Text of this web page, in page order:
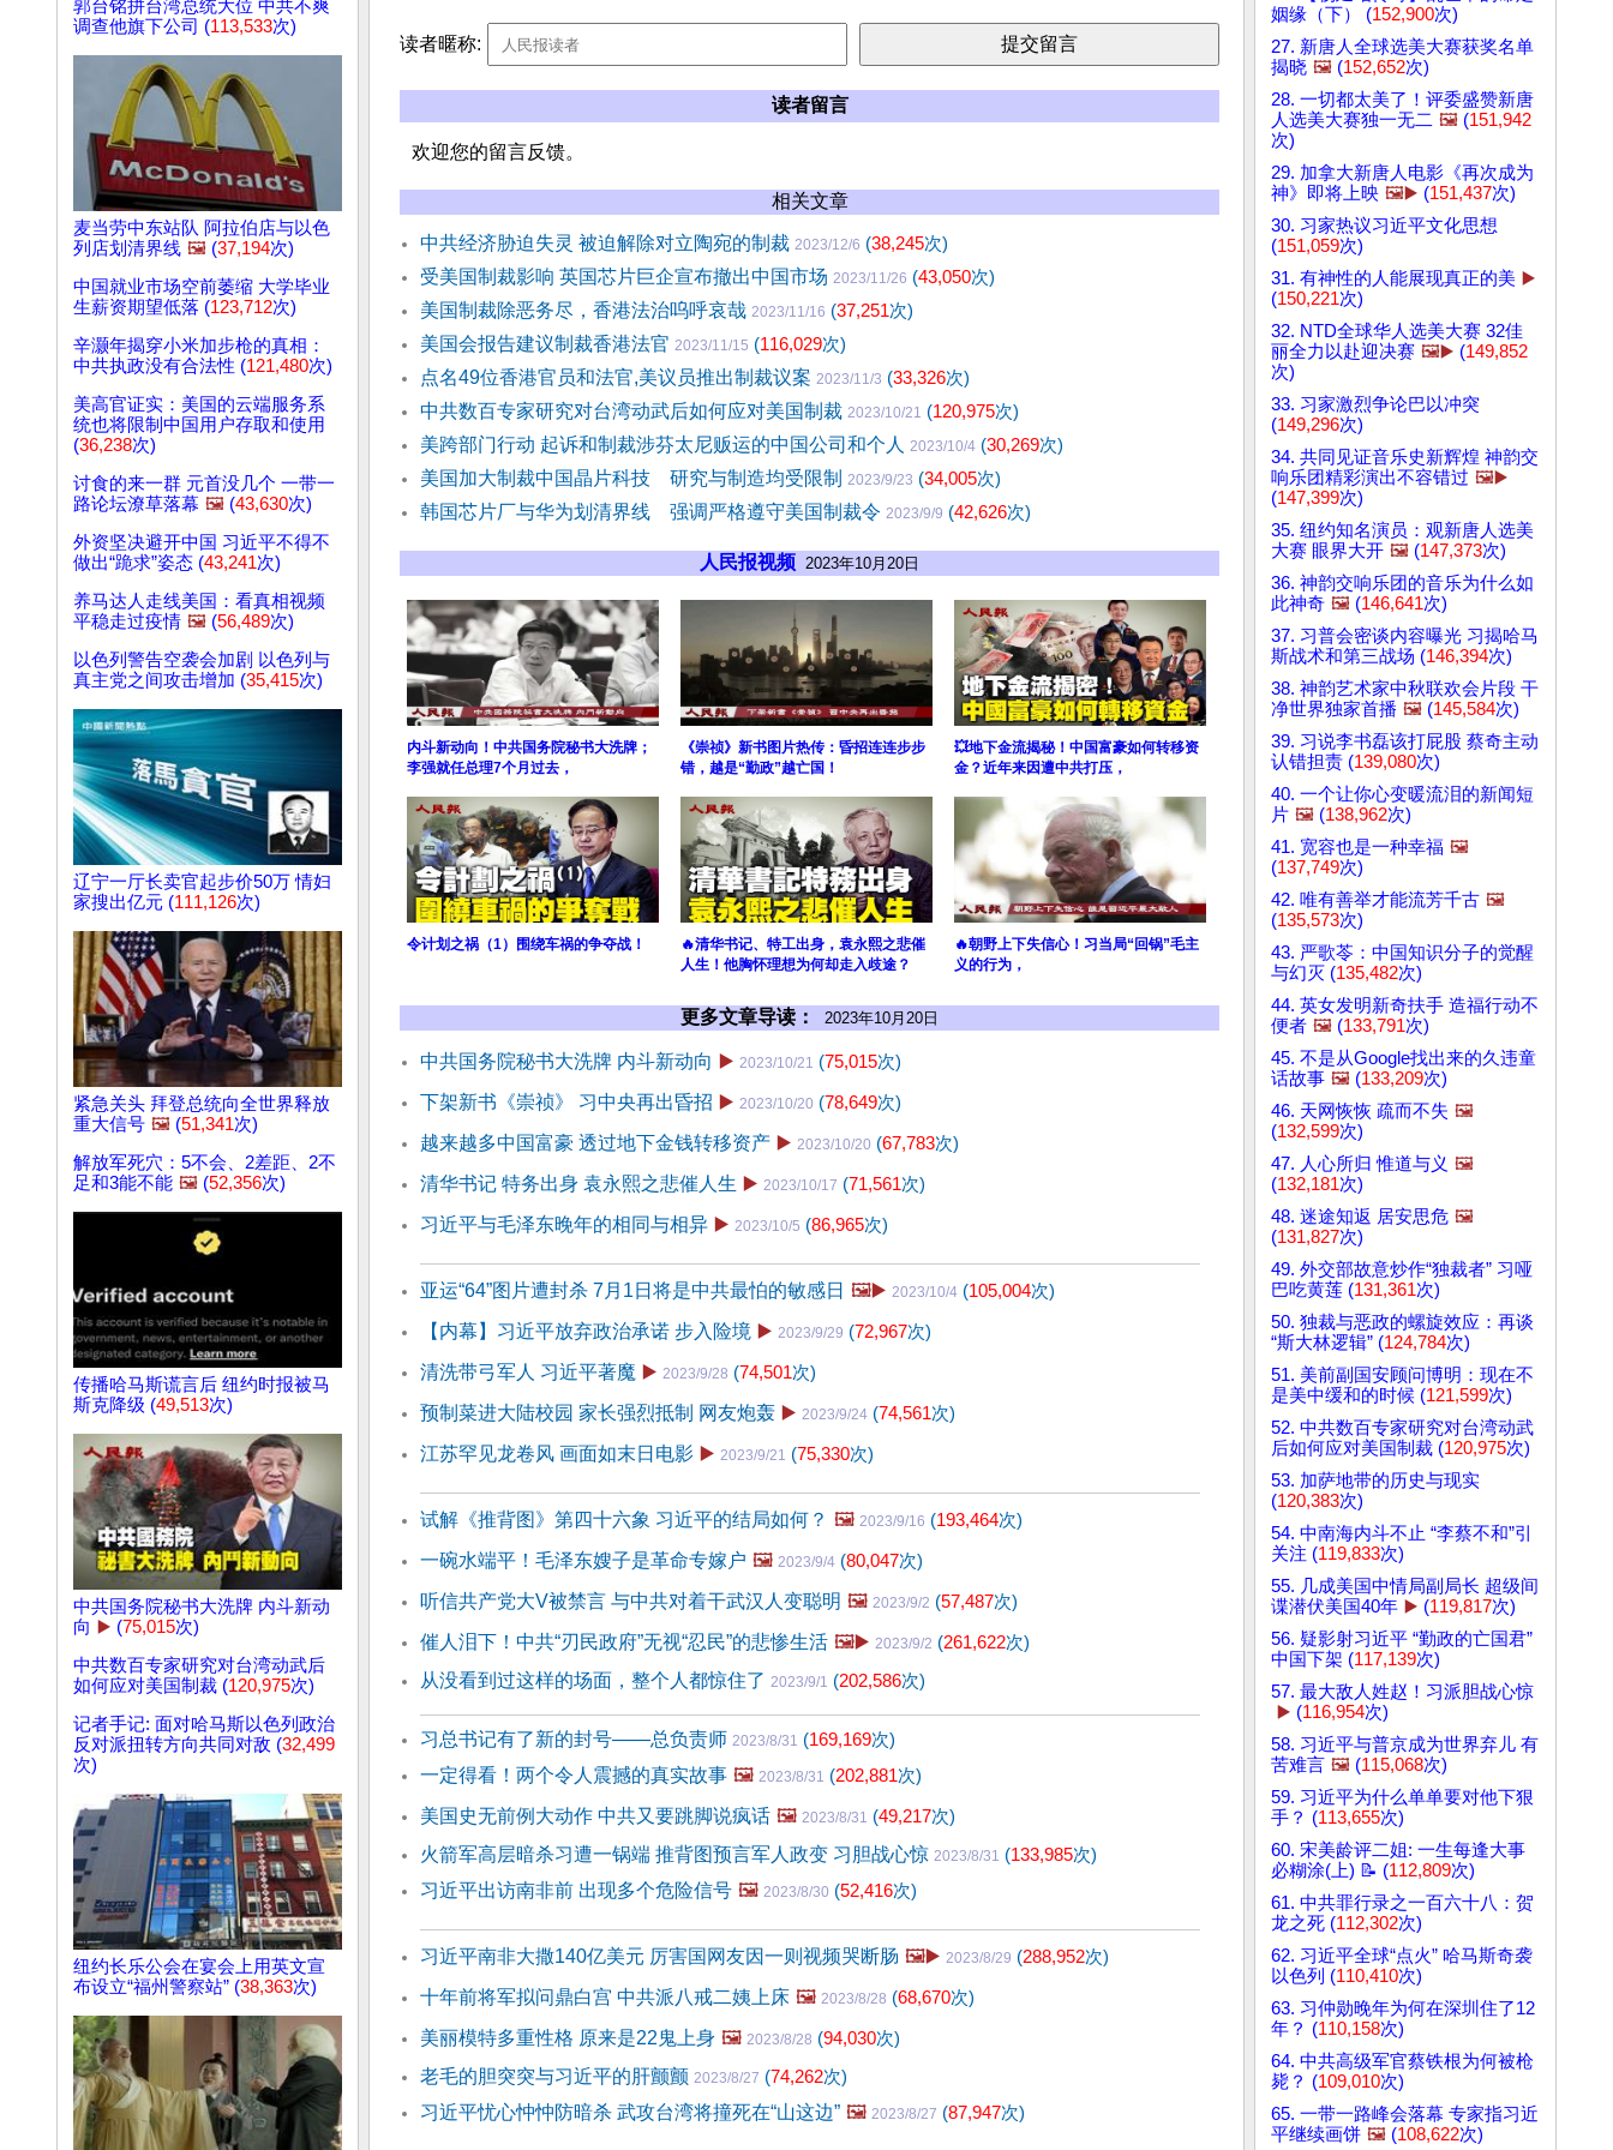
郭台铭拼台湾总统大位 中共不爽
调查他旗下公司 (113,533次)
麦当劳中东站队 阿拉伯店与以色
列店划清界线 🖼️ (37,194次)
中国就业市场空前萎缩 大学毕业
生薪资期望低落 (123,712次)
辛灏年揭穿小米加步枪的真相：
中共执政没有合法性 (121,480次)
美高官证实：美国的云端服务系
统也将限制中国用户存取和使用
(36,238次)
讨食的来一群 元首没几个 一带一
路论坛潦草落幕 🖼️ (43,630次)
外资坚决避开中国 习近平不得不
做出“跪求”姿态 (43,241次)
养马达人走线美国：看真相视频
平稳走过疫情 🖼️ (56,489次)
以色列警告空袭会加剧 以色列与
真主党之间攻击增加 (35,415次)
辽宁一厅长卖官起步价50万 情妇
家搜出亿元 (111,126次)
紧急关头 拜登总统向全世界释放
重大信号 🖼️ (51,341次)
解放军死穴：5不会、2差距、2不
足和3能不能 🖼️ (52,356次)
传播哈马斯谎言后 纽约时报被马
斯克降级 (49,513次)
中共国务院秘书大洗牌 内斗新动
向 ▶️ (75,015次)
中共数百专家研究对台湾动武后
如何应对美国制裁 (120,975次)
记者手记: 面对哈马斯以色列政治
反对派扭转方向共同对敌 (32,499
次)
纽约长乐公会在宴会上用英文宣
布设立“福州警察站” (38,363次)
读者暱称:
读者留言
欢迎您的留言反馈。
相关文章
中共经济胁迫失灵 被迫解除对立陶宛的制裁 2023/12/6 (38,245次)
受美国制裁影响 英国芯片巨企宣布撤出中国市场 2023/11/26 (43,050次)
美国制裁除恶务尽，香港法治呜呼哀哉 2023/11/16 (37,251次)
美国会报告建议制裁香港法官 2023/11/15 (116,029次)
点名49位香港官员和法官,美议员推出制裁议案 2023/11/3 (33,326次)
中共数百专家研究对台湾动武后如何应对美国制裁 2023/10/21 (120,975次)
美跨部门行动 起诉和制裁涉芬太尼贩运的中国公司和个人 2023/10/4 (30,269次)
美国加大制裁中国晶片科技 研究与制造均受限制 2023/9/23 (34,005次)
韩国芯片厂与华为划清界线 强调严格遵守美国制裁令 2023/9/9 (42,626次)
人民报视频 2023年10月20日
内斗新动向！中共国务院秘书大洗牌；
李强就任总理7个月过去，
《崇祯》新书图片热传：昏招连连步步
错，越是“勤政”越亡国！
💥地下金流揭秘！中国富豪如何转移资
金？近年来因遭中共打压，
令计划之祸（1）围绕车祸的争夺战！
🔥清华书记、特工出身，袁永熙之悲催
人生！他胸怀理想为何却走入歧途？
🔥朝野上下失信心！习当局“回锅”毛主
义的行为，
更多文章导读： 2023年10月20日
中共国务院秘书大洗牌 内斗新动向 ▶️ 2023/10/21 (75,015次)
下架新书《崇祯》 习中央再出昏招 ▶️ 2023/10/20 (78,649次)
越来越多中国富豪 透过地下金钱转移资产 ▶️ 2023/10/20 (67,783次)
清华书记 特务出身 袁永熙之悲催人生 ▶️ 2023/10/17 (71,561次)
习近平与毛泽东晚年的相同与相异 ▶️ 2023/10/5 (86,965次)
亚运“64”图片遭封杀 7月1日将是中共最怕的敏感日 🖼️▶️ 2023/10/4 (105,004次)
【内幕】习近平放弃政治承诺 步入险境 ▶️ 2023/9/29 (72,967次)
清洗带弓军人 习近平著魔 ▶️ 2023/9/28 (74,501次)
预制菜进大陆校园 家长强烈抵制 网友炮轰 ▶️ 2023/9/24 (74,561次)
江苏罕见龙卷风 画面如末日电影 ▶️ 2023/9/21 (75,330次)
试解《推背图》第四十六象 习近平的结局如何？ 🖼️ 2023/9/16 (193,464次)
一碗水端平！毛泽东嫂子是革命专嫁户 🖼️ 2023/9/4 (80,047次)
听信共产党大V被禁言 与中共对着干武汉人变聪明 🖼️ 2023/9/2 (57,487次)
催人泪下！中共“刃民政府”无视“忍民”的悲惨生活 🖼️▶️ 2023/9/2 (261,622次)
从没看到过这样的场面，整个人都惊住了 2023/9/1 (202,586次)
习总书记有了新的封号——总负责师 2023/8/31 (169,169次)
一定得看！两个令人震撼的真实故事 🖼️ 2023/8/31 (202,881次)
美国史无前例大动作 中共又要跳脚说疯话 🖼️ 2023/8/31 (49,217次)
火箭军高层暗杀习遭一锅端 推背图预言军人政变 习胆战心惊 2023/8/31 (133,985次)
习近平出访南非前 出现多个危险信号 🖼️ 2023/8/30 (52,416次)
习近平南非大撒140亿美元 厉害国网友因一则视频哭断肠 🖼️▶️ 2023/8/29 (288,952次)
十年前将军拟问鼎白宫 中共派八戒二姨上床 🖼️ 2023/8/28 (68,670次)
美丽模特多重性格 原来是22鬼上身 🖼️ 2023/8/28 (94,030次)
老毛的胆突突与习近平的肝颤颤 2023/8/27 (74,262次)
习近平忧心忡忡防暗杀 武攻台湾将撞死在“山这边” 🖼️ 2023/8/27 (87,947次)
姻缘（下） (152,900次)
27. 新唐人全球选美大赛获奖名单
揭晓 🖼️ (152,652次)
28. 一切都太美了！评委盛赞新唐
人选美大赛独一无二 🖼️ (151,942
次)
29. 加拿大新唐人电影《再次成为
神》即将上映 🖼️▶️ (151,437次)
30. 习家热议习近平文化思想
(151,059次)
31. 有神性的人能展现真正的美 ▶️
(150,221次)
32. NTD全球华人选美大赛 32佳
丽全力以赴迎决赛 🖼️▶️ (149,852
次)
33. 习家激烈争论巴以冲突
(149,296次)
34. 共同见证音乐史新辉煌 神韵交
响乐团精彩演出不容错过 🖼️▶️
(147,399次)
35. 纽约知名演员：观新唐人选美
大赛 眼界大开 🖼️ (147,373次)
36. 神韵交响乐团的音乐为什么如
此神奇 🖼️ (146,641次)
37. 习普会密谈内容曝光 习揭哈马
斯战术和第三战场 (146,394次)
38. 神韵艺术家中秋联欢会片段 干
净世界独家首播 🖼️ (145,584次)
39. 习说李书磊该打屁股 蔡奇主动
认错担责 (139,080次)
40. 一个让你心变暖流泪的新闻短
片 🖼️ (138,962次)
41. 宽容也是一种幸福 🖼️
(137,749次)
42. 唯有善举才能流芳千古 🖼️
(135,573次)
43. 严歌苓：中国知识分子的觉醒
与幻灭 (135,482次)
44. 英女发明新奇扶手 造福行动不
便者 🖼️ (133,791次)
45. 不是从Google找出来的久违童
话故事 🖼️ (133,209次)
46. 天网恢恢 疏而不失 🖼️
(132,599次)
47. 人心所归 惟道与义 🖼️
(132,181次)
48. 迷途知返 居安思危 🖼️
(131,827次)
49. 外交部故意炒作“独裁者” 习哑
巴吃黄莲 (131,361次)
50. 独裁与恶政的螺旋效应：再谈
“斯大林逻辑” (124,784次)
51. 美前副国安顾问博明：现在不
是美中缓和的时候 (121,599次)
52. 中共数百专家研究对台湾动武
后如何应对美国制裁 (120,975次)
53. 加萨地带的历史与现实
(120,383次)
54. 中南海内斗不止 “李蔡不和”引
关注 (119,833次)
55. 几成美国中情局副局长 超级间
谍潜伏美国40年 ▶️ (119,817次)
56. 疑影射习近平 “勤政的亡国君”
中国下架 (117,139次)
57. 最大敌人姓赵！习派胆战心惊
▶️ (116,954次)
58. 习近平与普京成为世界弃儿 有
苦难言 🖼️ (115,068次)
59. 习近平为什么单单要对他下狠
手？ (113,655次)
60. 宋美龄评二姐: 一生每逢大事
必糊涂(上) 📝 (112,809次)
61. 中共罪行录之一百六十八：贺
龙之死 (112,302次)
62. 习近平全球“点火” 哈马斯奇袭
以色列 (110,410次)
63. 习仲勋晚年为何在深圳住了12
年？ (110,158次)
64. 中共高级军官蔡铁根为何被枪
毙？ (109,010次)
65. 一带一路峰会落幕 专家指习近
平继续画饼 🖼️ (108,622次)